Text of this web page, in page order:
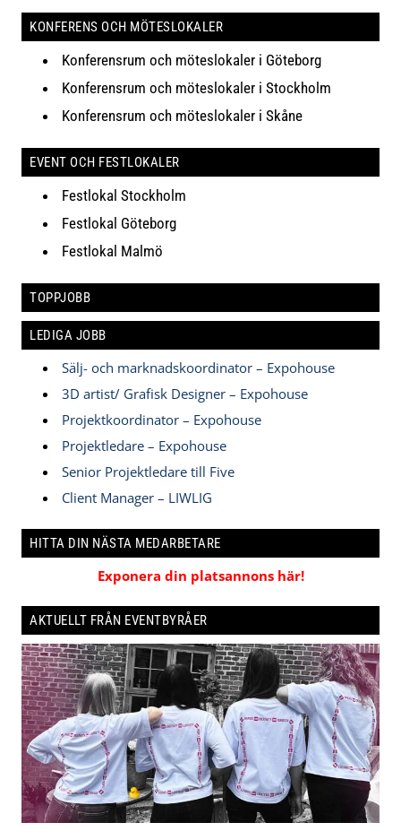
KONFERENS OCH MÖTESLOKALER
Konferensrum och möteslokaler i Göteborg
Konferensrum och möteslokaler i Stockholm
Konferensrum och möteslokaler i Skåne
EVENT OCH FESTLOKALER
Festlokal Stockholm
Festlokal Göteborg
Festlokal Malmö
TOPPJOBB
LEDIGA JOBB
Sälj- och marknadskoordinator – Expohouse
3D artist/ Grafisk Designer – Expohouse
Projektkoordinator – Expohouse
Projektledare – Expohouse
Senior Projektledare till Five
Client Manager – LIWLIG
HITTA DIN NÄSTA MEDARBETARE
Exponera din platsannons här!
AKTUELLT FRÅN EVENTBYRÅER